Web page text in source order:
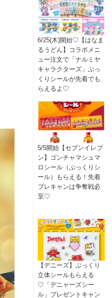
6/25(木)開始♡【はなま
るうどん】コラボメニ
ュー注文で「ナルミヤ
キャラクターズ」ぷっ
くりシールが先着でも
らえるよ♡
5/5開始【セブンイレブ
ン】ゴンチャマシュマ
ロシール（ぷっくりシ
ール）もらえる！先着
プレキャンは争奪戦必
至♡
【デニーズ】ぷっくり
立体シールもらえる
♡「デニャーズシー
ル」プレゼントキャン